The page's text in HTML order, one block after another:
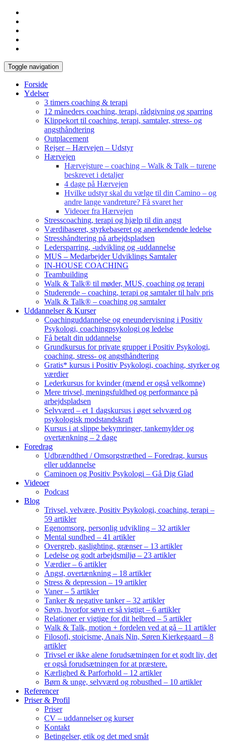
Toggle navigation
Forside
Ydelser
3 timers coaching & terapi
12 måneders coaching, terapi, rådgivning og sparring
Klippekort til coaching, terapi, samtaler, stress- og
angsthåndtering
Outplacement
Rejser – Hærvejen – Udstyr
Hærvejen
Hærvejsture – coaching – Walk & Talk – turene
beskrevet i detaljer
4 dage på Hærvejen
Hvilke udstyr skal du vælge til din Camino – og
andre lange vandreture? Få svaret her
Videoer fra Hærvejen
Stresscoaching, terapi og hjælp til din angst
Værdibaseret, styrkebaseret og anerkendende ledelse
Stresshåndtering på arbejdspladsen
Ledersparring, -udvikling og -uddannelse
MUS – Medarbejder Udviklings Samtaler
IN-HOUSE COACHING
Teambuilding
Walk & Talk® til møder, MUS, coaching og terapi
Studerende – coaching, terapi og samtaler til halv pris
Walk & Talk® – coaching og samtaler
Uddannelser & Kurser
Coachinguddannelse og eneundervisning i Positiv
Psykologi, coachingpsykologi og ledelse
Få betalt din uddannelse
Grundkursus for private grupper i Positiv Psykologi,
coaching, stress- og angsthåndtering
Gratis* kursus i Positiv Psykologi, coaching, styrker og
værdier
Lederkursus for kvinder (mænd er også velkomne)
Mere trivsel, meningsfuldhed og performance på
arbejdspladsen
Selvværd – et 1 dagskursus i øget selvværd og
psykologisk modstandskraft
Kursus i at slippe bekymringer, tankemylder og
overtænkning – 2 dage
Foredrag
Udbrændthed / Omsorgstræthed – Foredrag, kursus
eller uddannelse
Caminoen og Positiv Psykologi – Gå Dig Glad
Videoer
Podcast
Blog
Trivsel, velvære, Positiv Psykologi, coaching, terapi –
59 artikler
Egenomsorg, personlig udvikling – 32 artikler
Mental sundhed – 41 artikler
Overgreb, gaslighting, grænser – 13 artikler
Ledelse og godt arbejdsmiljø – 23 artikler
Værdier – 6 artikler
Angst, overtænkning – 18 artikler
Stress & depression – 19 artikler
Vaner – 5 artikler
Tanker & negative tanker – 32 artikler
Søvn, hvorfor søvn er så vigtigt – 6 artikler
Relationer er vigtige for dit helbred – 5 artikler
Walk & Talk, motion + fordelen ved at gå – 11 artikler
Filosofi, stoicisme, Anaïs Nin, Søren Kierkegaard – 8
artikler
Trivsel er ikke alene forudsætningen for et godt liv, det
er også forudsætningen for at præstere.
Kærlighed & Parforhold – 12 artikler
Børn & unge, selvværd og robusthed – 10 artikler
Referencer
Priser & Profil
Priser
CV – uddannelser og kurser
Kontakt
Betingelser, etik og det med småt